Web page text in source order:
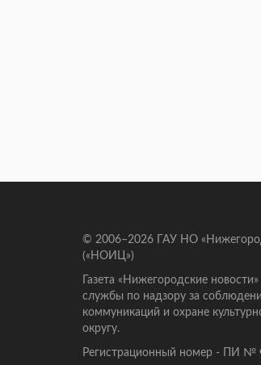
© 2006–2026 ГАУ НО
(«НОИЦ»)
Газета «Нижегородские
службы по надзору за
коммуникаций и охране
округу.
Регистрационный номер - ПИ №